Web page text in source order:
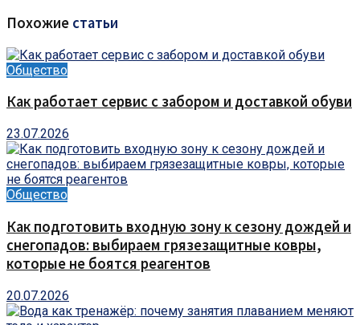
Похожие статьи
Общество
Как работает сервис с забором и доставкой обуви
23.07.2026
Общество
Как подготовить входную зону к сезону дождей и
снегопадов: выбираем грязезащитные ковры,
которые не боятся реагентов
20.07.2026